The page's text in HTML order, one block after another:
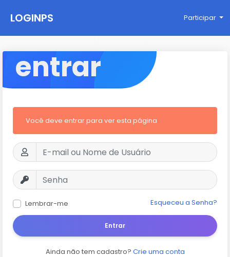
LOGINPS Participar
entrar
Você deve entrar para ver esta página
Lembrar-me Esqueceu a Senha?
Entrar
Ainda não tem cadastro? Crie uma conta